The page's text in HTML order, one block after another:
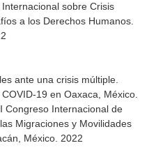
sobre Crisis
a los Derechos Humanos.
ante una crisis múltiple.
19 en Oaxaca, México.
Congreso Internacional de
Migraciones y Movilidades
México. 2022